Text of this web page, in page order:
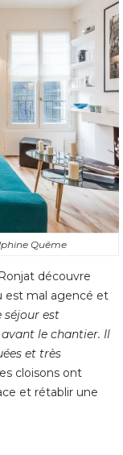
Quême
découvre
est mal agencé et
séjour est
le chantier. Il
et très
cloisons ont
et rétablir une